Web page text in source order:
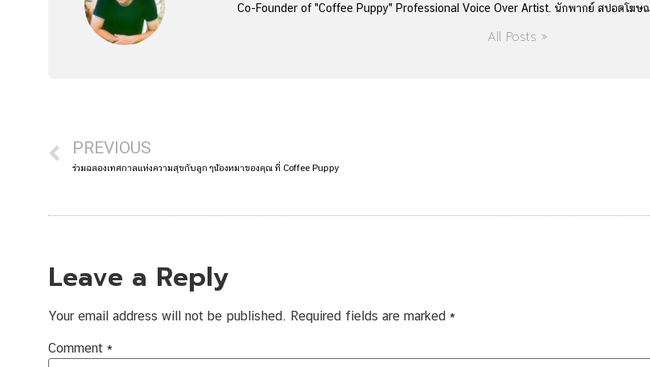
Co-Founder of "Coffee Puppy" Professional Voice Over Artist. นักพากย์ สปอตโฆษ
All Posts »
PREVIOUS
ร่วมฉลองเทศกาลแห่งความสุขกับลูกๆน้องหมาของคุณ ที่ Coffee Puppy
Leave a Reply
Your email address will not be published. Required fields are marked *
Comment *